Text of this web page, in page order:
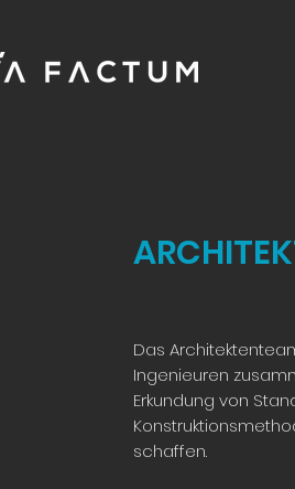
Das
Ingenieuren
Erkundung von
schaffen.